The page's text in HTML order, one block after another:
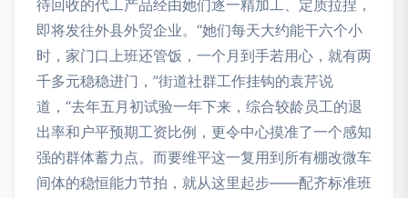
待回收的代工产品经由她们逐一精加工、定质拉捏，
即将发往外县外贸企业。“她们每天大约能干六个小
时，家门口上班还管饭，一个月到手若用心，就有两
千多元稳稳进门，”街道社群工作挂钩的袁芹说
道，“去年五月初试验一年下来，综合较龄员工的退
出率和户平预期工资比例，更令中心摸准了一个感知
强的群体蓄力点。而要维平这一复用到所有棚改微车
间体的稳恒能力节拍，就从这里起步——配齐标准班